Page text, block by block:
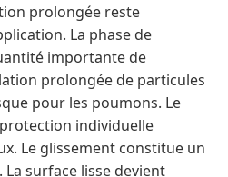
prolongée reste
La phase de
importante de
prolongée de particules
pour les poumons. Le
individuelle
Le glissement constitue un
surface lisse devient